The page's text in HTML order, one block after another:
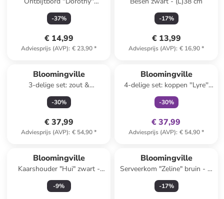
wit/blauw/lichtroze - Ø 20 cm
-37%
€ 14,99
Adviesprijs (AVP): € 23,90*
-17%
€ 13,99
Adviesprijs (AVP): € 16,90*
Bloomingville
3-delige set: zout &
peperstrooier "Limone"
geel/groen - (H)8,5 cm
-30%
€ 37,99
Adviesprijs (AVP): € 54,90*
Bloomingville
4-delige set: koppen ''Lyre''
wit/blauw - 250 ml
-30%
€ 37,99
Adviesprijs (AVP): € 54,90*
Bloomingville
Kaarshouder "Hui" zwart -
(H)41 x Ø 7 cm
-9%
Bloomingville
Serveerkom "Zeline" bruin - Ø
15 cm
-17%